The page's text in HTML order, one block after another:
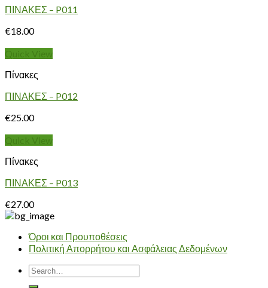
ΠΙΝΑΚΕΣ – P011
€18.00
Quick View
Πίνακες
ΠΙΝΑΚΕΣ – P012
€25.00
Quick View
Πίνακες
ΠΙΝΑΚΕΣ – P013
€27.00
Όροι και Προυποθέσεις
Πολιτική Απορρήτου και Ασφάλειας Δεδομένων
Search
for: